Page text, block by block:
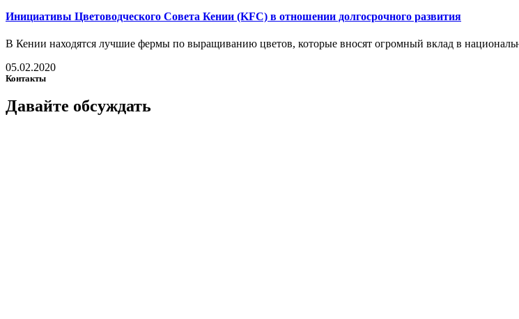
Инициативы Цветоводческого Совета Кении (KFC) в отношении долгосрочного развития
В Кении находятся лучшие фермы по выращиванию цветов, которые вносят огромный вклад в
05.02.2020
Контакты
Давайте обсуждать